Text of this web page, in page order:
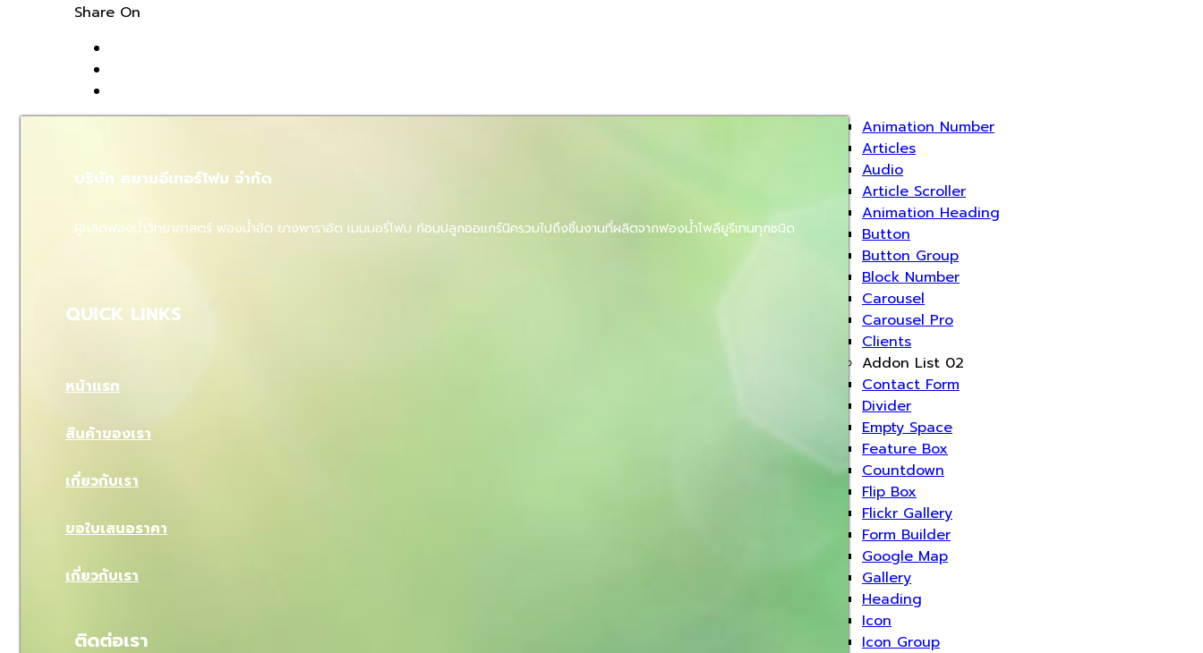
Share On
บริษัท สยามอีเทอร์โฟม จำกัด
ผู้ผลิตฟองน้ำวิทยาศาสตร์ ฟองน้ำอัด ยางพาราอัด เมมมอรี่โฟม ก้อนปลูกออแกร์นิครวมไปถึงชิ้นงานที่ผลิตจากฟองน้ำโพลียูรีเทนทุกชนิด
QUICK LINKS
หน้าแรก
สินค้าของเรา
เกี่ยวกับเรา
ขอใบเสนอราคา
เกี่ยวกับเรา
ติดต่อเรา
Animation Number
Articles
Audio
Article Scroller
Animation Heading
Button
Button Group
Block Number
Carousel
Carousel Pro
Clients
Addon List 02
Contact Form
Divider
Empty Space
Feature Box
Countdown
Flip Box
Flickr Gallery
Form Builder
Google Map
Gallery
Heading
Icon
Icon Group